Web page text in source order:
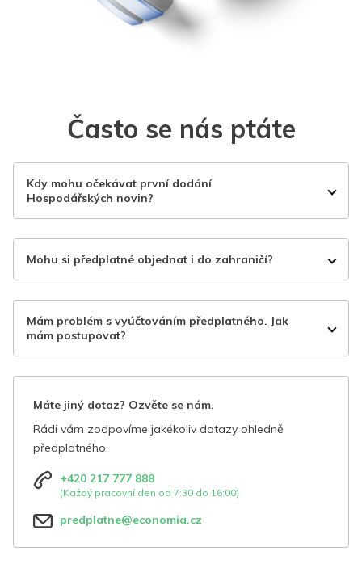
Často se nás ptáte
Kdy mohu očekávat první dodání
Hospodářských novin?
Mohu si předplatné objednat i do zahraničí?
Mám problém s vyúčtováním předplatného. Jak
mám postupovat?
Máte jiný dotaz? Ozvěte se nám.
Rádi vám zodpovíme jakékoliv dotazy ohledně
předplatného.
+420 217 777 888
(Každý pracovní den od 7:30 do 16:00)
predplatne@economia.cz